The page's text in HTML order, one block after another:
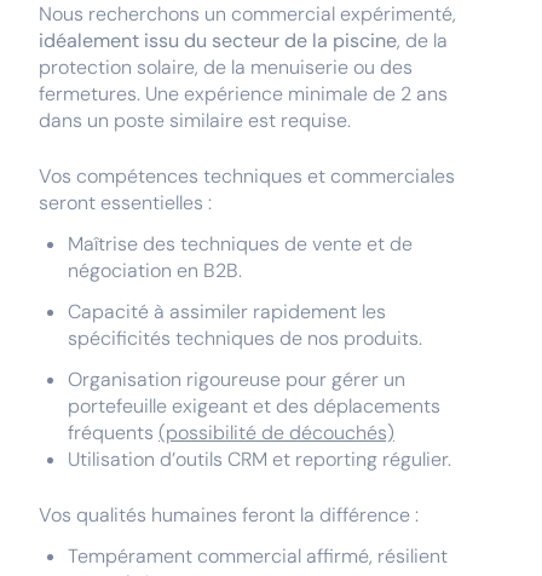
Nous recherchons un commercial expérimenté,
idéalement issu du secteur de la piscine, de la
protection solaire, de la menuiserie ou des
fermetures. Une expérience minimale de 2 ans
dans un poste similaire est requise.
Vos compétences techniques et commerciales
seront essentielles :
Maîtrise des techniques de vente et de
négociation en B2B.
Capacité à assimiler rapidement les
spécificités techniques de nos produits.
Organisation rigoureuse pour gérer un
portefeuille exigeant et des déplacements
fréquents (possibilité de découchés)
Utilisation d’outils CRM et reporting régulier.
Vos qualités humaines feront la différence :
Tempérament commercial affirmé, résilient